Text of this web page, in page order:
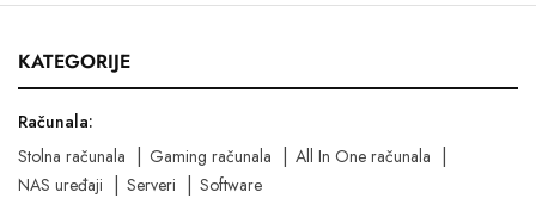
KATEGORIJE
Računala:
Stolna računala
Gaming računala
All In One računala
NAS uređaji
Serveri
Software